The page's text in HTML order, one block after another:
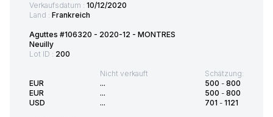
Verkaufsdatum : 10/12/2020
Land : Frankreich
Aguttes #106320 - 2020-12 - MONTRES
Neuilly
Lot ID : 200
EUR
EUR
USD
Nicht verkauft
...
...
...
Schätzung:
500 - 800
500 - 800
701 - 1121